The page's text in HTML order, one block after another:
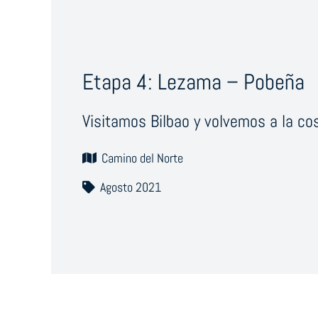
Etapa 4: Lezama – Pobeña
Visitamos Bilbao y volvemos a la
Camino del Norte
Agosto 2021